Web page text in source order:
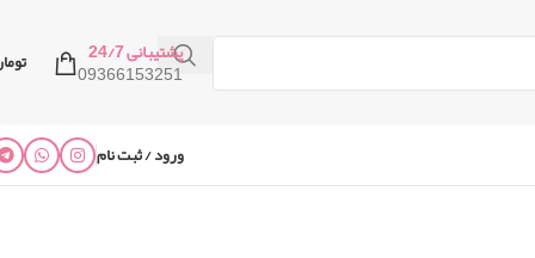
پشتیبانی 24/7
09366153251
ورود / ثبت نام